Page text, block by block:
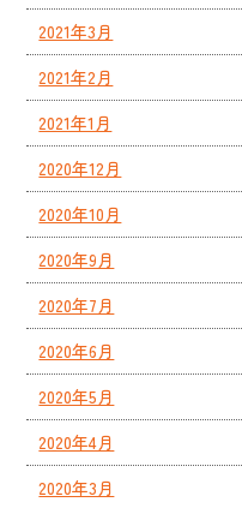
2021年3月
2021年2月
2021年1月
2020年12月
2020年10月
2020年9月
2020年7月
2020年6月
2020年5月
2020年4月
2020年3月